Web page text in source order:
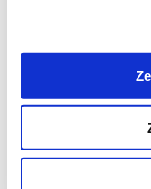
Składniki dla 2-